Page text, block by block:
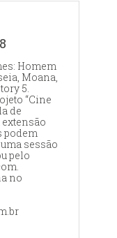
Homem
Moana,
5.
“Cine
de
podem
sessão
pelo
no